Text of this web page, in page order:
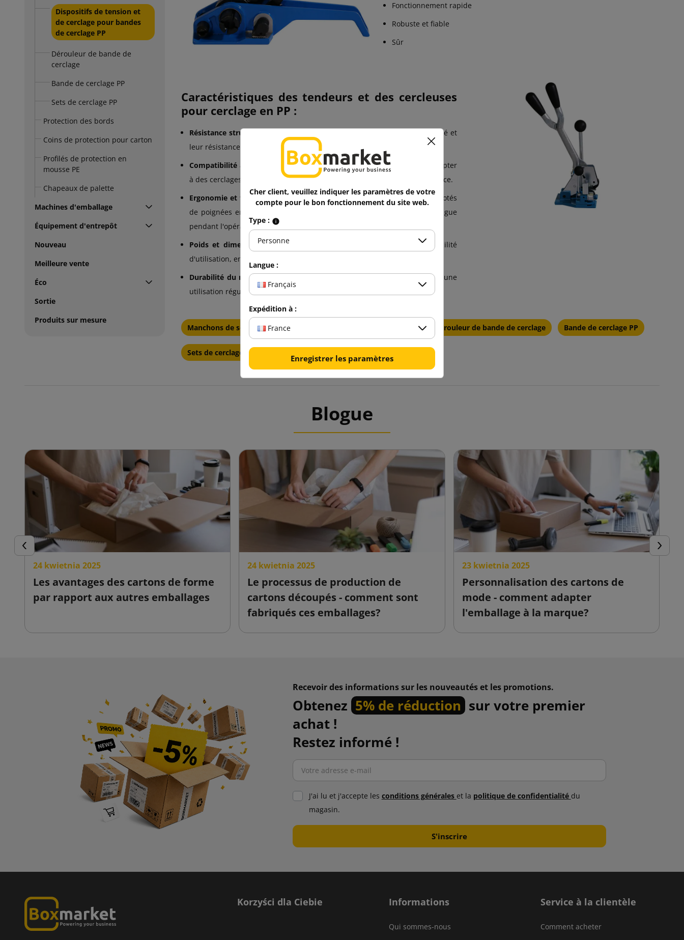
Dispositifs de tension et
de cerclage pour bandes
de cerclage PP
Dérouleur de bande de
cerclage
Bande de cerclage PP
Sets de cerclage PP
Protection des bords
Coins de protection pour carton
Profilés de protection en
mousse PE
Chapeaux de palette
Machines d'emballage
Équipement d'entrepôt
Nouveau
Meilleure vente
Éco
Sortie
Produits sur mesure
Fonctionnement rapide
Robuste et fiable
Sûr
Caractéristiques des tendeurs et des cercleuses
pour cerclage en PP :
Résistance structurelle :
fabriqués en acier, ce qui garantit leur durabilité et
leur résistance aux dommages pendant l'utilisation.
Compatibilité avec différentes largeurs de cerclage :Conçus pour s'adapter
à des cerclages en PP de différentes largeurs, ce qui accroît leur polyvalence.
Ergonomie et facilité d'utilisation :Les modèles portatifs sont souvent dotés
de poignées ergonomiques et sont faciles à utiliser, ce qui réduit la fatigue
pendant l'opération.
Poids et dimensions :ils sont importants pour la portabilité et la facilité
d'utilisation, en particulier dans les applications mobiles.
Durabilité du mécanisme :les mécanismes sont conçus pour résister à une
utilisation régulière sans usure importante.
Manchons de serrage en fil et en tôle pour bandes de cerclage PP Dérouleur de bande de cerclage Bande de cerclage PP
Sets de cerclage PP
Blogue
Précédent Suivant
24 kwietnia 2025
Les avantages des cartons de forme
par rapport aux autres emballages
24 kwietnia 2025
Le processus de production de
cartons découpés - comment sont
fabriqués ces emballages?
23 kwietnia 2025
Personnalisation des cartons de
mode - comment adapter
l'emballage à la marque?
Recevoir des informations sur les nouveautés et les promotions.
Obtenez 5% de réduction sur votre premier
achat !
Restez informé !
J'ai lu et j'accepte les conditions générales et la politique de confidentialité du
magasin.
Korzyści dla Ciebie Informations
Qui sommes-nous
Service à la clientèle
Comment acheter
Cher client, veuillez indiquer les paramètres de votre
compte pour le bon fonctionnement du site web.
Type :
Personne
Langue :
Français
Expédition à :
France
Enregistrer les paramètres